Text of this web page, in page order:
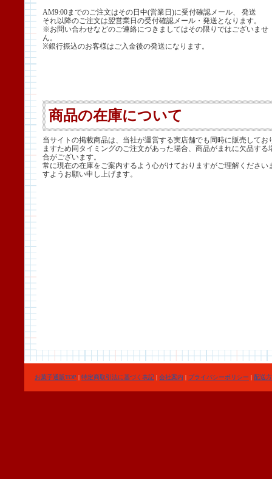
AM9:00までのご注文はその日中(営業日)に受付確認メール、 発送
それ以降のご注文は翌営業日の受付確認メール・発送となります。
※お問い合わせなどのご連絡につきましてはその限りではございませ
ん。
※銀行振込のお客様はご入金後の発送になります。
商品の在庫について
当サイトの掲載商品は、当社が運営する実店舗でも同時に販売してお
ますため同タイミングのご注文があった場合、商品がまれに欠品する
合がございます。
常に現在の在庫をご案内するよう心がけておりますがご理解ください
すようお願い申し上げます。
お菓子通販TOP | 特定商取引法に基づく表記 | 会社案内 | プライバシーポリシー | 配送